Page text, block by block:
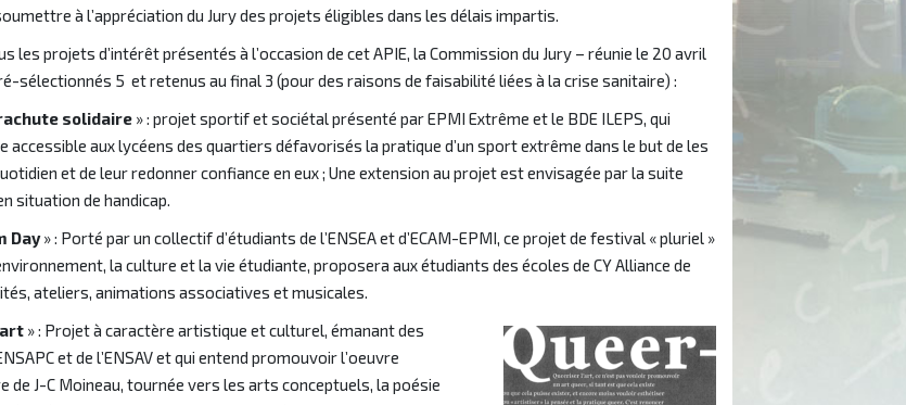
à l’appréciation du Jury des projets éligibles dans les délais impartis.
les projets d’intérêt présentés à l’occasion de cet APIE, la Commission du Jury – réunie le 20 avril
sélectionnés 5 et retenus au final 3 (pour des raisons de faisabilité liées à la crise sanitaire) :
solidaire » : projet sportif et sociétal présenté par EPMI Extrême et le BDE ILEPS, qui
accessible aux lycéens des quartiers défavorisés la pratique d’un sport extrême dans le but de les
et de leur redonner confiance en eux ; Une extension au projet est envisagée par la suite
situation de handicap.
Day» : Porté par un collectif d’étudiants de l’ENSEA et d’ECAM-EPMI, ce projet de festival « pluriel »
la culture et la vie étudiante, proposera aux étudiants des écoles de CY Alliance de
ateliers, animations associatives et musicales.
» : Projet à caractère artistique et culturel, émanant des
et de l’ENSAV et qui entend promouvoir l’oeuvre
de J-C Moineau, tournée vers les arts conceptuels, la poésie